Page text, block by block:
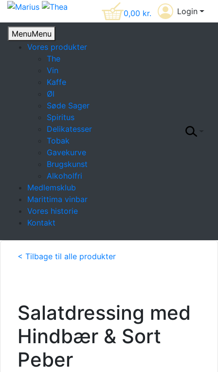
0,00 kr. Login
MenuMenu
Vores produkter
The
Vin
Kaffe
Øl
Søde Sager
Spiritus
Delikatesser
Tobak
Gavekurve
Brugskunst
Alkoholfri
Medlemsklub
Marittima vinbar
Vores historie
Kontakt
< Tilbage til alle produkter
Salatdressing med
Hindbær & Sort
Peber